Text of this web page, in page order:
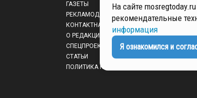
ГАЗЕТЫ
РЕКЛАМОДАТЕЛЯМ
КОНТАКТНАЯ ИНФОРМАЦИЯ
О РЕДАКЦИИ
СПЕЦПРОЕКТЫ
СТАТЬИ
ПОЛИТИКА КОНФИДЕНЦИАЛЬНОСТИ
На сайте
рекомендательные
информация
Я ознакомился и